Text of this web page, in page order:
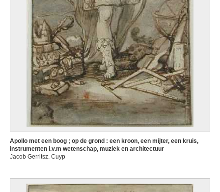
Apollo met een boog ; op de grond : een kroon, een mijter, een kruis,
instrumenten i.v.m wetenschap, muziek en architectuur
Jacob Gerritsz. Cuyp